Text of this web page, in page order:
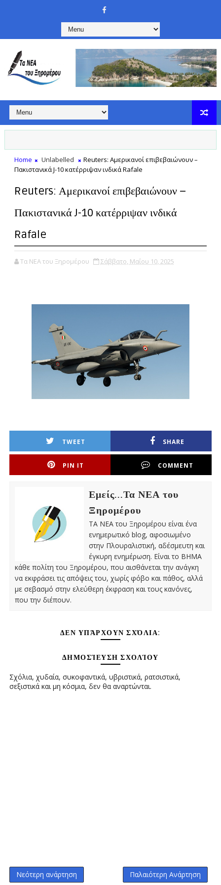
Home Unlabelled
Reuters: Αμερικανοί επιβεβαιώνουν –
Πακιστανικά J-10 κατέρριψαν ινδικά Rafale
Reuters: Αμερικανοί επιβεβαιώνουν –
Πακιστανικά J-10 κατέρριψαν ινδικά
Rafale
Τα ΝΕΑ του Ξηρομέρου Σάββατο, Μαΐου 10, 2025
TWEET SHARE
PIN IT COMMENT
Εμείς...Τα ΝΕΑ του
Ξηρομέρου
ΤΑ ΝΕΑ του Ξηρομέρου είναι ένα
ενημερωτικό blog, αφοσιωμένο
στην Πλουραλιστική, αδέσμευτη και
έγκυρη ενημέρωση. Είναι το ΒΗΜΑ
κάθε πολίτη του Ξηρομέρου, που αισθάνεται την ανάγκη
να εκφράσει τις απόψεις του, χωρίς φόβο και πάθος, αλλά
με σεβασμό στην ελεύθερη έκφραση και τους κανόνες,
που την διέπουν.
ΔΕΝ ΥΠΆΡΧΟΥΝ ΣΧΌΛΙΑ:
ΔΗΜΟΣΊΕΥΣΗ ΣΧΟΛΊΟΥ
Σχόλια, χυδαία, συκοφαντικά, υβριστικά, ρατσιστικά,
σεξιστικά και μη κόσμια, δεν θα αναρτώνται.
Νεότερη ανάρτηση Παλαιότερη Ανάρτηση